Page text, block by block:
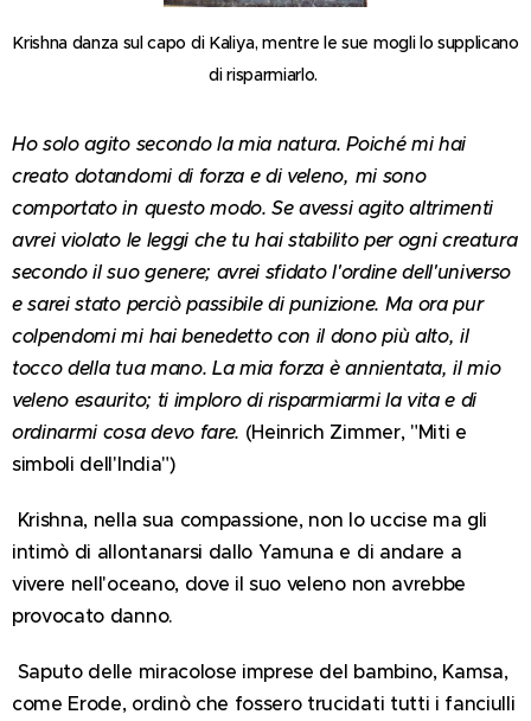
Krishna danza sul capo di Kaliya, mentre le sue mogli lo supplicano
di risparmiarlo.
Ho solo agito secondo la mia natura. Poiché mi hai
creato dotandomi di forza e di veleno, mi sono
comportato in questo modo. Se avessi agito altrimenti
avrei violato le leggi che tu hai stabilito per ogni creatura
secondo il suo genere; avrei sfidato l'ordine dell'universo
e sarei stato perciò passibile di punizione. Ma ora pur
colpendomi mi hai benedetto con il dono più alto, il
tocco della tua mano. La mia forza è annientata, il mio
veleno esaurito; ti imploro di risparmiarmi la vita e di
ordinarmi cosa devo fare. (Heinrich Zimmer, "Miti e
simboli dell'India")
Krishna, nella sua compassione, non lo uccise ma gli
intimò di allontanarsi dallo Yamuna e di andare a
vivere nell'oceano, dove il suo veleno non avrebbe
provocato danno.
Saputo delle miracolose imprese del bambino, Kamsa,
come Erode, ordinò che fossero trucidati tutti i fanciulli